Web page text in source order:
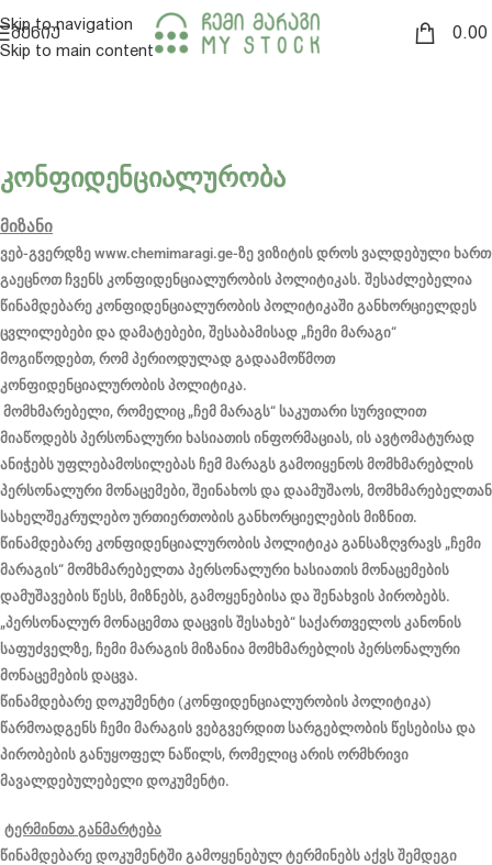
Skip to navigation
Skip to main content
ᲛᲔᲜᲘᲣ 0.00
ᲙᲝᲜᲤᲘᲓᲔᲜᲪᲘᲐᲚᲣᲠᲝᲑᲐ
მიზანი
ვებ-გვერდზე www.chemimaragi.ge-ზე ვიზიტის დროს ვალდებული ხართ
გაეცნოთ ჩვენს კონფიდენციალურობის პოლიტიკას. შესაძლებელია
წინამდებარე კონფიდენციალურობის პოლიტიკაში განხორციელდეს
ცვლილებები და დამატებები, შესაბამისად „ჩემი მარაგი“
მოგიწოდებთ, რომ პერიოდულად გადაამოწმოთ
კონფიდენციალურობის პოლიტიკა.
მომხმარებელი, რომელიც „ჩემ მარაგს“ საკუთარი სურვილით
მიაწოდებს პერსონალური ხასიათის ინფორმაციას, ის ავტომატურად
ანიჭებს უფლებამოსილებას ჩემ მარაგს გამოიყენოს მომხმარებლის
პერსონალური მონაცემები, შეინახოს და დაამუშაოს, მომხმარებელთან
სახელშეკრულებო ურთიერთობის განხორციელების მიზნით.
წინამდებარე კონფიდენციალურობის პოლიტიკა განსაზღვრავს „ჩემი
მარაგის“ მომხმარებელთა პერსონალური ხასიათის მონაცემების
დამუშავების წესს, მიზნებს, გამოყენებისა და შენახვის პირობებს.
„პერსონალურ მონაცემთა დაცვის შესახებ“ საქართველოს კანონის
საფუძველზე, ჩემი მარაგის მიზანია მომხმარებლის პერსონალური
მონაცემების დაცვა.
წინამდებარე დოკუმენტი (კონფიდენციალურობის პოლიტიკა)
წარმოადგენს ჩემი მარაგის ვებგვერდით სარგებლობის წესებისა და
პირობების განუყოფელ ნაწილს, რომელიც არის ორმხრივი
მავალდებულებელი დოკუმენტი.
ტერმინთა განმარტება
წინამდებარე დოკუმენტში გამოყენებულ ტერმინებს აქვს შემდეგი